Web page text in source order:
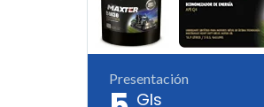
Presentación
Gls